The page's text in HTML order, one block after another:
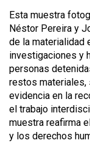
Esta muestra
Néstor Pereira y
de la materialidad
investigaciones y
personas
restos materiales,
evidencia en la
el trabajo
muestra reafirma
y los derechos